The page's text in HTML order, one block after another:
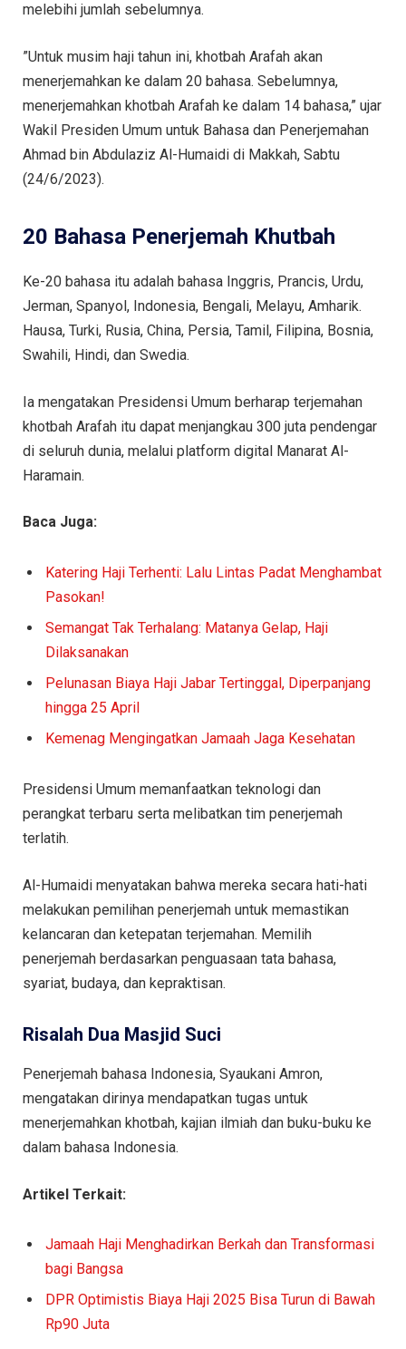
melebihi jumlah sebelumnya.
”Untuk musim haji tahun ini, khotbah Arafah akan
menerjemahkan ke dalam 20 bahasa. Sebelumnya,
menerjemahkan khotbah Arafah ke dalam 14 bahasa,” ujar
Wakil Presiden Umum untuk Bahasa dan Penerjemahan
Ahmad bin Abdulaziz Al-Humaidi di Makkah, Sabtu
(24/6/2023).
20 Bahasa Penerjemah Khutbah
Ke-20 bahasa itu adalah bahasa Inggris, Prancis, Urdu,
Jerman, Spanyol, Indonesia, Bengali, Melayu, Amharik.
Hausa, Turki, Rusia, China, Persia, Tamil, Filipina, Bosnia,
Swahili, Hindi, dan Swedia.
Ia mengatakan Presidensi Umum berharap terjemahan
khotbah Arafah itu dapat menjangkau 300 juta pendengar
di seluruh dunia, melalui platform digital Manarat Al-
Haramain.
Baca Juga:
Katering Haji Terhenti: Lalu Lintas Padat Menghambat
Pasokan!
Semangat Tak Terhalang: Matanya Gelap, Haji
Dilaksanakan
Pelunasan Biaya Haji Jabar Tertinggal, Diperpanjang
hingga 25 April
Kemenag Mengingatkan Jamaah Jaga Kesehatan
Presidensi Umum memanfaatkan teknologi dan
perangkat terbaru serta melibatkan tim penerjemah
terlatih.
Al-Humaidi menyatakan bahwa mereka secara hati-hati
melakukan pemilihan penerjemah untuk memastikan
kelancaran dan ketepatan terjemahan. Memilih
penerjemah berdasarkan penguasaan tata bahasa,
syariat, budaya, dan kepraktisan.
Risalah Dua Masjid Suci
Penerjemah bahasa Indonesia, Syaukani Amron,
mengatakan dirinya mendapatkan tugas untuk
menerjemahkan khotbah, kajian ilmiah dan buku-buku ke
dalam bahasa Indonesia.
Artikel Terkait:
Jamaah Haji Menghadirkan Berkah dan Transformasi
bagi Bangsa
DPR Optimistis Biaya Haji 2025 Bisa Turun di Bawah
Rp90 Juta